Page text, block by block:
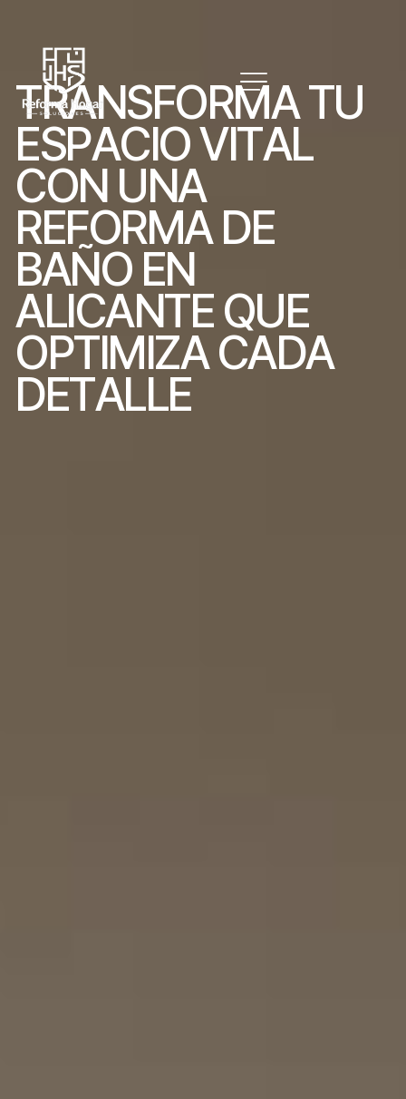
TRANSFORMATU
ESPACIOVITAL
CON UNA
REFORMA DE
BAÑO EN
ALICANTE QUE
OPTIMIZA CADA
DETALLE